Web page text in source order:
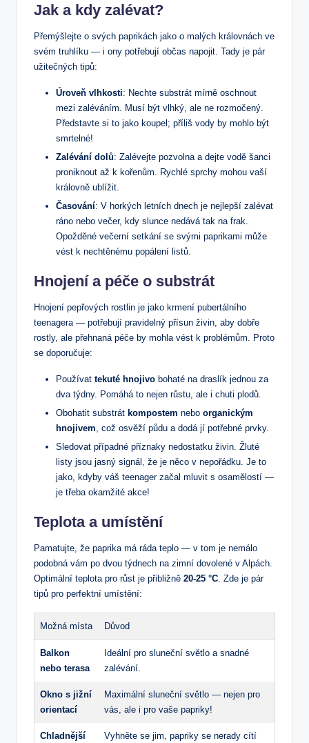
Jak a kdy zalévat?
Přemýšlejte o svých paprikách jako o malých královnách ve
svém truhlíku — i ony potřebují občas napojit. Tady je pár
užitečných tipů:
Úroveň vlhkosti: Nechte substrát mírně oschnout
mezi zaléváním. Musí být vlhký, ale ne rozmočený.
Představte si to jako koupel; příliš vody by mohlo být
smrtelné!
Zalévání dolů: Zalévejte pozvolna a dejte vodě šanci
proniknout až k kořenům. Rychlé sprchy mohou vaší
královně ublížit.
Časování: V horkých letních dnech je nejlepší zalévat
ráno nebo večer, kdy slunce nedává tak na frak.
Opožděné večerní setkání se svými paprikami může
vést k nechtěnému popálení listů.
Hnojení a péče o substrát
Hnojení pepřových rostlin je jako krmení pubertálního
teenagera — potřebují pravidelný přísun živin, aby dobře
rostly, ale přehnaná péče by mohla vést k problémům. Proto
se doporučuje:
Používat tekuté hnojivo bohaté na draslík jednou za
dva týdny. Pomáhá to nejen růstu, ale i chuti plodů.
Obohatit substrát kompostem nebo organickým
hnojivem, což osvěží půdu a dodá jí potřebné prvky.
Sledovat případné příznaky nedostatku živin. Žluté
listy jsou jasný signál, že je něco v nepořádku. Je to
jako, kdyby váš teenager začal mluvit s osamělostí —
je třeba okamžité akce!
Teplota a umístění
Pamatujte, že paprika má ráda teplo — v tom je nemálo
podobná vám po dvou týdnech na zimní dovolené v Alpách.
Optimální teplota pro růst je přibližně 20-25 °C. Zde je pár
tipů pro perfektní umístění:
Možná místa Důvod
Balkon
nebo terasa
Ideální pro sluneční světlo a snadné
zalévání.
Okno s jižní
orientací
Maximální sluneční světlo — nejen pro
vás, ale i pro vaše papriky!
Chladnější Vyhněte se jim, papriky se nerady cítí